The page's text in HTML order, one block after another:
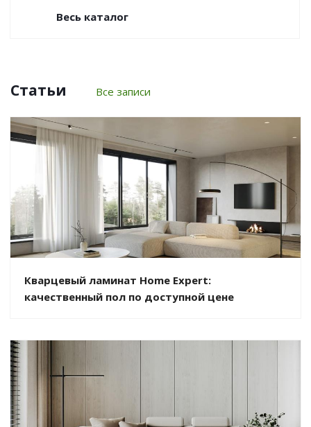
Весь каталог
Статьи Все записи
Кварцевый ламинат Home Expert:
качественный пол по доступной цене